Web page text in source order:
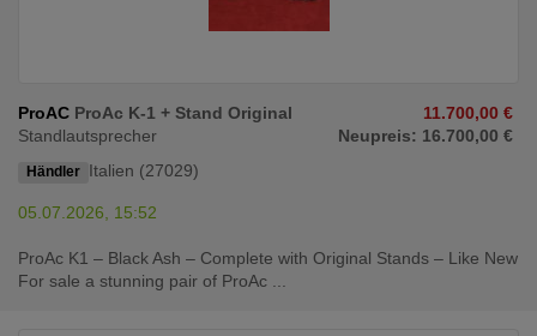
ProAC ProAc K-1 + Stand Original
Standlautsprecher
Händler Italien (27029)
11.700,00 €
Neupreis: 16.700,00 €
05.07.2026, 15:52
ProAc K1 – Black Ash – Complete with Original Stands – Like New
For sale a stunning pair of ProAc ...